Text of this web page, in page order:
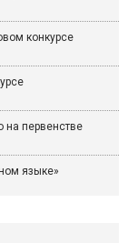
конкурсе
на первенстве
языке»